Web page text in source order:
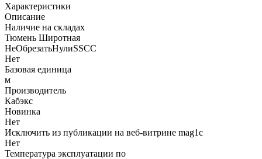
Характеристики
Описание
Наличие на складах
Тюмень Широтная
НеОбрезатьНулиSSCC
Нет
Базовая единица
м
Производитель
Кабэкс
Новинка
Нет
Исключить из публикации на веб-витрине mag1c
Нет
Температура эксплуатации по